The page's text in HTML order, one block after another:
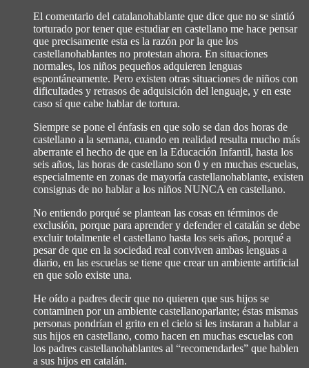
El comentario del catalanohablante que dice que no se sintió
torturado por tener que estudiar en castellano me hace pensar
que precisamente esta es la razón por la que los
castellanohablantes no protestan ahora. En situaciones
normales, los niños pequeños adquieren lenguas
espontáneamente. Pero existen otras situaciones de niños con
dificultades y retrasos de adquisición del lenguaje, y en este
caso sí que cabe hablar de tortura.
Siempre se pone el énfasis en que solo se dan dos horas de
castellano a la semana, cuando en realidad resulta mucho más
aberrante el hecho de que en la Educación Infantil, hasta los
seis años, las horas de castellano son 0 y en muchas escuelas,
especialmente en zonas de mayoría castellanohablante, existen
consignas de no hablar a los niños NUNCA en castellano.
No entiendo porqué se plantean las cosas en términos de
exclusión, porque para aprender y defender el catalán se debe
excluir totalmente el castellano hasta los seis años, porqué a
pesar de que en la sociedad real conviven ambas lenguas a
diario, en las escuelas se tiene que crear un ambiente artificial
en que solo existe una.
He oído a padres decir que no quieren que sus hijos se
contaminen por un ambiente castellanoparlante; éstas mismas
personas pondrían el grito en el cielo si les instaran a hablar a
sus hijos en castellano, como hacen en muchas escuelas con
los padres castellanohablantes al “recomendarles” que hablen
a sus hijos en catalán.